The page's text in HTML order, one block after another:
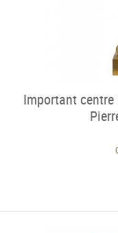
Important